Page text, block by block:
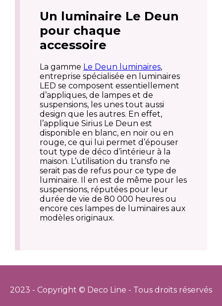
Un luminaire Le Deun
pour chaque
accessoire
La gamme Le Deun luminaires,
entreprise spécialisée en luminaires
LED se composent essentiellement
d’appliques, de lampes et de
suspensions, les unes tout aussi
design que les autres. En effet,
l’applique Sirius Le Deun est
disponible en blanc, en noir ou en
rouge, ce qui lui permet d’épouser
tout type de déco d’intérieur à la
maison. L’utilisation du transfo ne
serait pas de refus pour ce type de
luminaire. Il en est de même pour les
suspensions, réputées pour leur
durée de vie de 80 000 heures ou
encore ces lampes de luminaires aux
modèles originaux.
2023 - Copyright © Deco Line - Tous droits réservés